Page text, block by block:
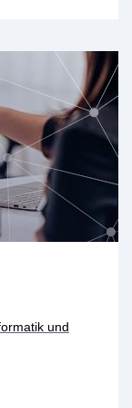
und